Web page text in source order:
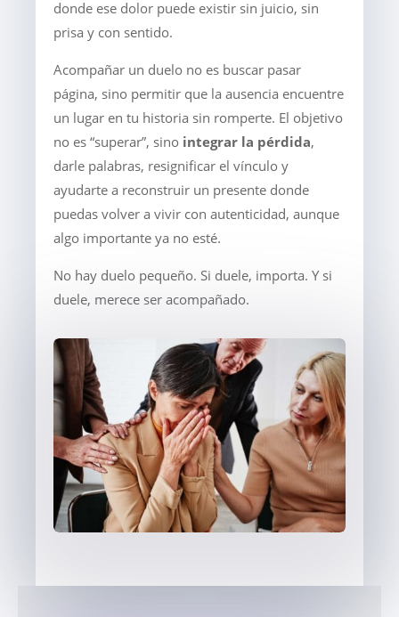
donde ese dolor puede existir sin juicio, sin
prisa y con sentido.
Acompañar un duelo no es buscar pasar
página, sino permitir que la ausencia encuentre
un lugar en tu historia sin romperte. El objetivo
no es “superar”, sino integrar la pérdida,
darle palabras, resignificar el vínculo y
ayudarte a reconstruir un presente donde
puedas volver a vivir con autenticidad, aunque
algo importante ya no esté.
No hay duelo pequeño. Si duele, importa. Y si
duele, merece ser acompañado.